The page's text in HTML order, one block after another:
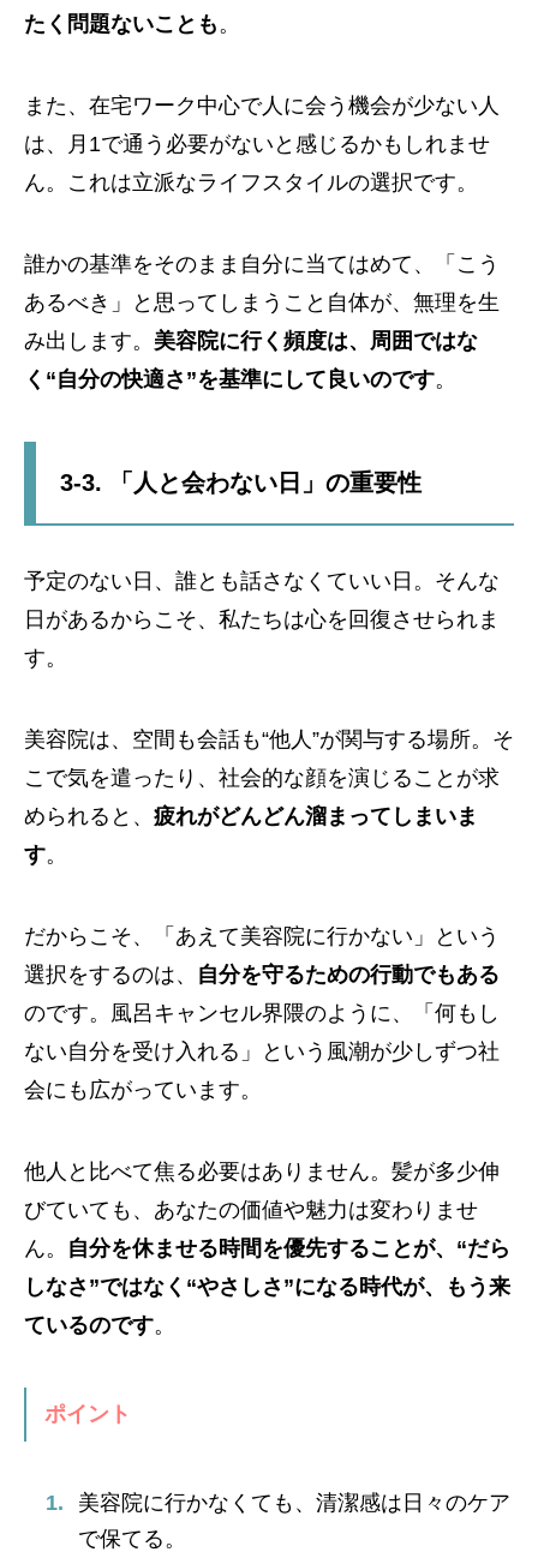
たく問題ないことも。
また、在宅ワーク中心で人に会う機会が少ない人
は、月1で通う必要がないと感じるかもしれませ
ん。これは立派なライフスタイルの選択です。
誰かの基準をそのまま自分に当てはめて、「こう
あるべき」と思ってしまうこと自体が、無理を生
み出します。 美容院に行く頻度は、周囲ではな
く“自分の快適さ”を基準にして良いのです。
3-3. 「人と会わない日」の重要性
予定のない日、誰とも話さなくていい日。そんな
日があるからこそ、私たちは心を回復させられま
す。
美容院は、空間も会話も“他人”が関与する場所。そ
こで気を遣ったり、社会的な顔を演じることが求
められると、 疲れがどんどん溜まってしまいま
す。
だからこそ、「あえて美容院に行かない」という
選択をするのは、 自分を守るための行動でもある
のです。風呂キャンセル界隈のように、「何もし
ない自分を受け入れる」という風潮が少しずつ社
会にも広がっています。
他人と比べて焦る必要はありません。髪が多少伸
びていても、あなたの価値や魅力は変わりませ
ん。 自分を休ませる時間を優先することが、“だら
しなさ”ではなく“やさしさ”になる時代が、もう来
ているのです。
ポイント
美容院に行かなくても、清潔感は日々のケア
で保てる。